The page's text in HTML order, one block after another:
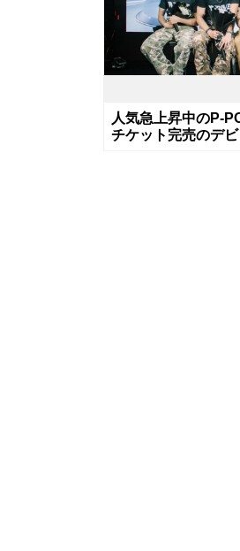
人気急上昇中のP-
チケット完売のデ